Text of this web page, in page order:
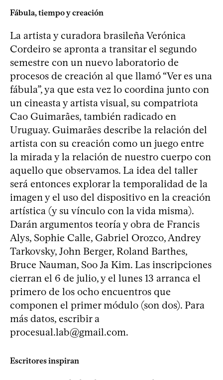
Fábula, tiempo y creación
La artista y curadora brasileña Verónica
Cordeiro se apronta a transitar el segundo
semestre con un nuevo laboratorio de
procesos de creación al que llamó “Ver es una
fábula”, ya que esta vez lo coordina junto con
un cineasta y artista visual, su compatriota
Cao Guimarães, también radicado en
Uruguay. Guimarães describe la relación del
artista con su creación como un juego entre
la mirada y la relación de nuestro cuerpo con
aquello que observamos. La idea del taller
será entonces explorar la temporalidad de la
imagen y el uso del dispositivo en la creación
artística (y su vínculo con la vida misma).
Darán argumentos teoría y obra de Francis
Alys, Sophie Calle, Gabriel Orozco, Andrey
Tarkovsky, John Berger, Roland Barthes,
Bruce Nauman, Soo Ja Kim. Las inscripciones
cierran el 6 de julio, y el lunes 13 arranca el
primero de los ocho encuentros que
componen el primer módulo (son dos). Para
más datos, escribir a
procesual.lab@gmail.com.
Escritores inspiran